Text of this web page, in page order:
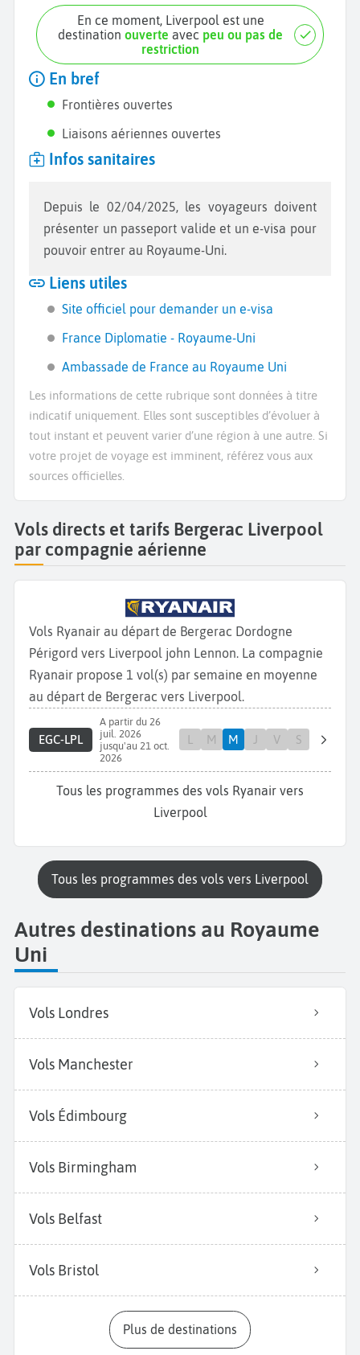
En ce moment, Liverpool est une
destinationouverte avec peu ou pas de
restriction
En bref
Frontières ouvertes
Liaisons aériennes ouvertes
Infos sanitaires
Depuis le 02/04/2025, les voyageurs doivent
présenter un passeport valide et un e-visa pour
pouvoir entrer au Royaume-Uni.
Liens utiles
Site officiel pour demander un e-visa
France Diplomatie - Royaume-Uni
Ambassade de France au Royaume Uni
Les informations de cette rubrique sont données à titre
indicatif uniquement. Elles sont susceptibles d’évoluer à
tout instant et peuvent varier d’une région à une autre. Si
votre projet de voyage est imminent, référez vous aux
sources officielles.
Vols directs et tarifs Bergerac Liverpool
par compagnie aérienne
Vols Ryanair au départ de Bergerac Dordogne
Périgord vers Liverpool john Lennon. La compagnie
Ryanair propose 1 vol(s) par semaine en moyenne
au départ de Bergerac vers Liverpool.
EGC-LPL
A partir du 26
juil. 2026
jusqu'au 21 oct.
2026
L M M J V S
Tous les programmes des vols Ryanair vers
Liverpool
Tous les programmes des vols vers Liverpool
Autres destinations au Royaume
Uni
Vols Londres
Vols Manchester
Vols Édimbourg
Vols Birmingham
Vols Belfast
Vols Bristol
Plus de destinations